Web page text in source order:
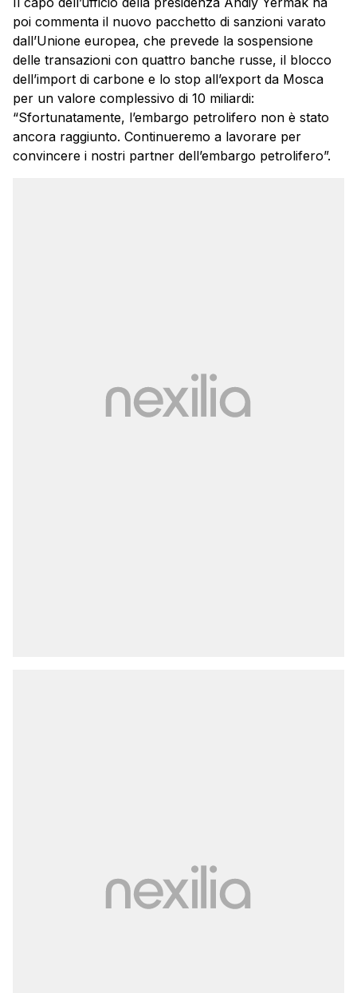
poi commenta il nuovo pacchetto di sanzioni varato
dall’Unione europea, che prevede la sospensione
delle transazioni con quattro banche russe, il blocco
dell’import di carbone e lo stop all’export da Mosca
per un valore complessivo di 10 miliardi:
“Sfortunatamente, l’embargo petrolifero non è stato
ancora raggiunto. Continueremo a lavorare per
convincere i nostri partner dell’embargo petrolifero”.